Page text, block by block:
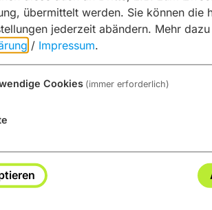
Schwerbeschädigte 2,50
übermittelt werden. Sie können die
jederzeit abändern. Mehr
/ Impressum.
Cookies (immer erforderlich)